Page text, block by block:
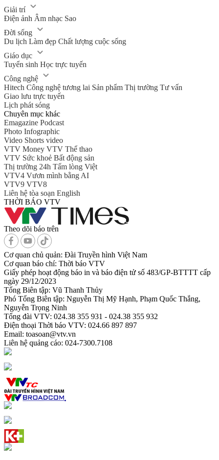
Giải trí
Điện ảnh Âm nhạc Sao
Đời sống
Du lịch Làm đẹp Chất lượng cuộc sống
Giáo dục
Tuyển sinh Học trực tuyến
Công nghệ
Hitech Công nghệ tương lai Sản phẩm Thị trường Tư vấn
Giao lưu trực tuyến
Lịch phát sóng
Chuyên mục khác
Emagazine Podcast
Photo Infographic
Video Shorts video
VTV Money VTV Thể thao
VTV Sức khoẻ Bất động sản
Thị trường 24h Tấm lòng Việt
VTV4 Vươn mình bằng AI
VTV9 VTV8
Liên hệ tòa soạn English
THỜI BÁO VTV
Theo dõi báo trên
Cơ quan chủ quản: Đài Truyền hình Việt Nam
Cơ quan báo chí: Thời báo VTV
Giấy phép hoạt động báo in và báo điện tử số 483/GP-BTTTT cấp
ngày 29/12/2023
Tổng Biên tập: Vũ Thanh Thủy
Phó Tổng Biên tập: Nguyễn Thị Mỹ Hạnh, Phạm Quốc Thắng,
Nguyễn Trọng Ninh
Tổng đài VTV: 024.38 355 931 - 024.38 355 932
Ðiện thoại Thời báo VTV: 024.66 897 897
Email: toasoan@vtv.vn
Liên hệ quảng cáo: 024-7300.7108